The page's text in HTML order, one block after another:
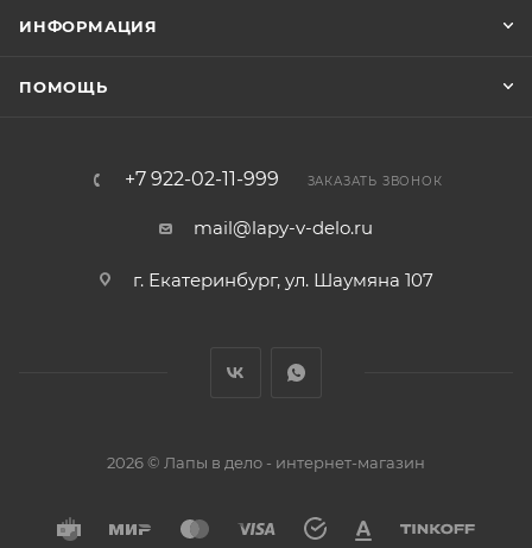
ИНФОРМАЦИЯ
ПОМОЩЬ
+7 922-02-11-999 ЗАКАЗАТЬ ЗВОНОК
mail@lapy-v-delo.ru
г. Екатеринбург, ул. Шаумяна 107
2026 © Лапы в дело - интернет-магазин